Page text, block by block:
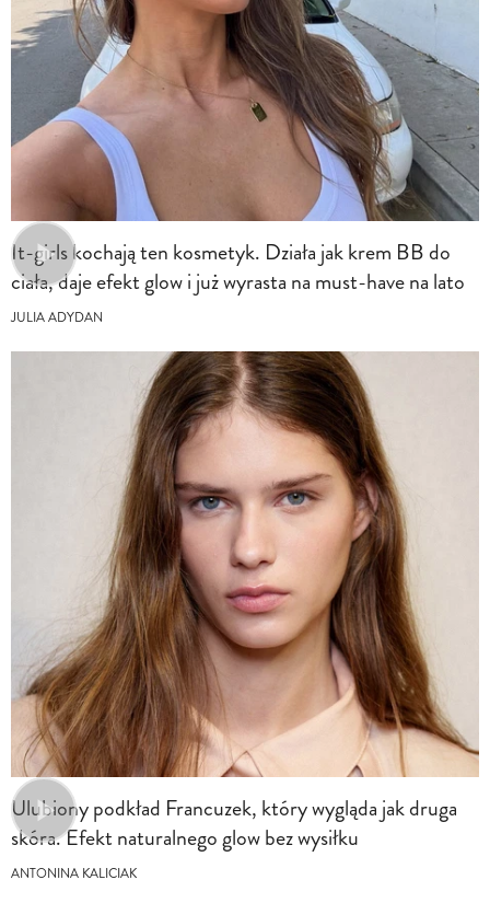
It-girls kochają ten kosmetyk. Działa jak krem BB do
ciała, daje efekt glow i już wyrasta na must-have na lato
JULIA ADYDAN
Ulubiony podkład Francuzek, który wygląda jak druga
skóra. Efekt naturalnego glow bez wysiłku
ANTONINA KALICIAK